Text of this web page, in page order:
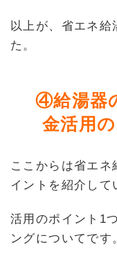
以上が、省エネ給
た。
④給湯器
金活用
ここからは省エネ
イントを紹介して
活用のポイント1
ングについてです